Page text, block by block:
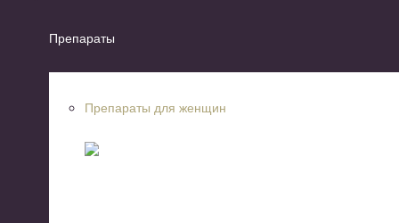
Препараты
Препараты для женщин